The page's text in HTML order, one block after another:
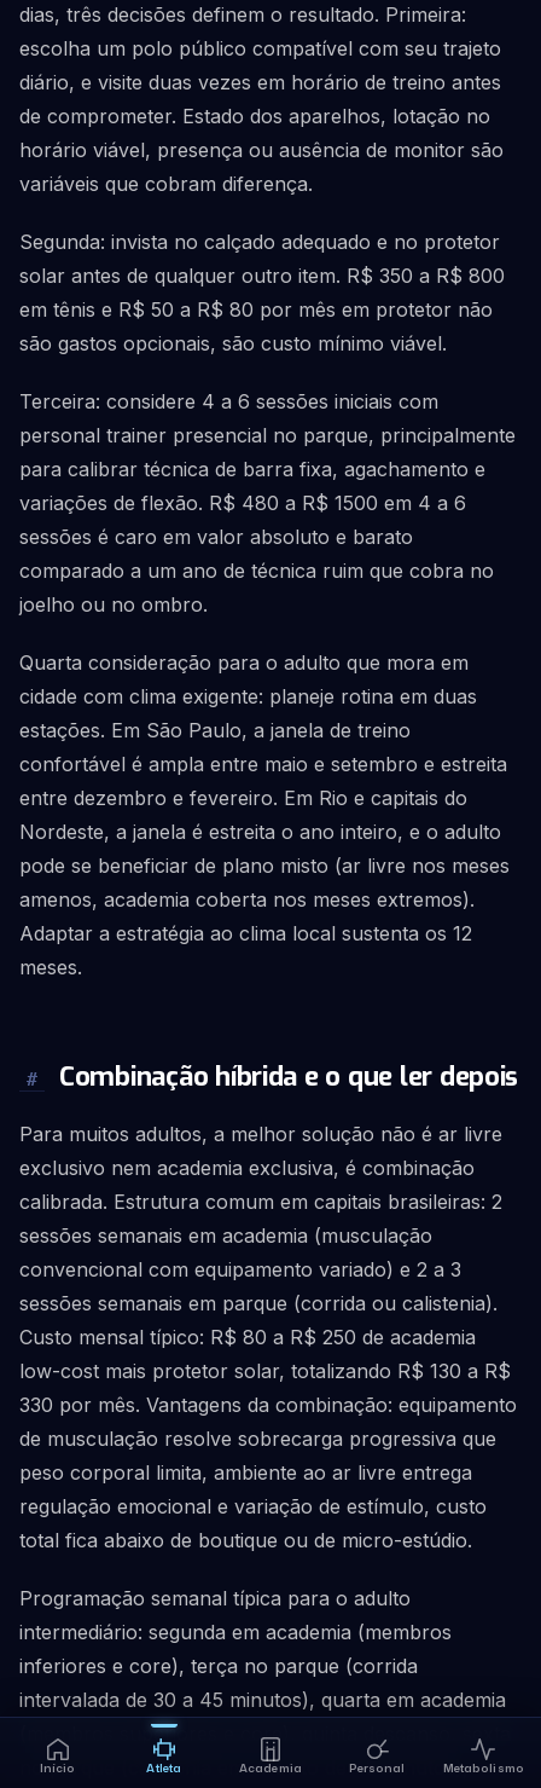
dias, três decisões definem o resultado. Primeira:
escolha um polo público compatível com seu trajeto
diário, e visite duas vezes em horário de treino antes
de comprometer. Estado dos aparelhos, lotação no
horário viável, presença ou ausência de monitor são
variáveis que cobram diferença.
Segunda: invista no calçado adequado e no protetor
solar antes de qualquer outro item. R$ 350 a R$ 800
em tênis e R$ 50 a R$ 80 por mês em protetor não
são gastos opcionais, são custo mínimo viável.
Terceira: considere 4 a 6 sessões iniciais com
personal trainer presencial no parque, principalmente
para calibrar técnica de barra fixa, agachamento e
variações de flexão. R$ 480 a R$ 1500 em 4 a 6
sessões é caro em valor absoluto e barato
comparado a um ano de técnica ruim que cobra no
joelho ou no ombro.
Quarta consideração para o adulto que mora em
cidade com clima exigente: planeje rotina em duas
estações. Em São Paulo, a janela de treino
confortável é ampla entre maio e setembro e estreita
entre dezembro e fevereiro. Em Rio e capitais do
Nordeste, a janela é estreita o ano inteiro, e o adulto
pode se beneficiar de plano misto (ar livre nos meses
amenos, academia coberta nos meses extremos).
Adaptar a estratégia ao clima local sustenta os 12
meses.
# Combinação híbrida e o que ler depois
Para muitos adultos, a melhor solução não é ar livre
exclusivo nem academia exclusiva, é combinação
calibrada. Estrutura comum em capitais brasileiras: 2
sessões semanais em academia (musculação
convencional com equipamento variado) e 2 a 3
sessões semanais em parque (corrida ou calistenia).
Custo mensal típico: R$ 80 a R$ 250 de academia
low-cost mais protetor solar, totalizando R$ 130 a R$
330 por mês. Vantagens da combinação: equipamento
de musculação resolve sobrecarga progressiva que
peso corporal limita, ambiente ao ar livre entrega
regulação emocional e variação de estímulo, custo
total fica abaixo de boutique ou de micro-estúdio.
Programação semanal típica para o adulto
intermediário: segunda em academia (membros
inferiores e core), terça no parque (corrida
intervalada de 30 a 45 minutos), quarta em academia
(membros superiores e core), quinta descanso, sexta
no parque (calistenia em circuito de 45 minutos),
Início Atleta Academia Personal Metabolismo